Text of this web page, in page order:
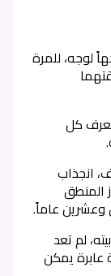
لوجه، للمرة
كل
انجذاب
المنطق
وعشرين عاماً.
لم تعد
عابرة يمكن